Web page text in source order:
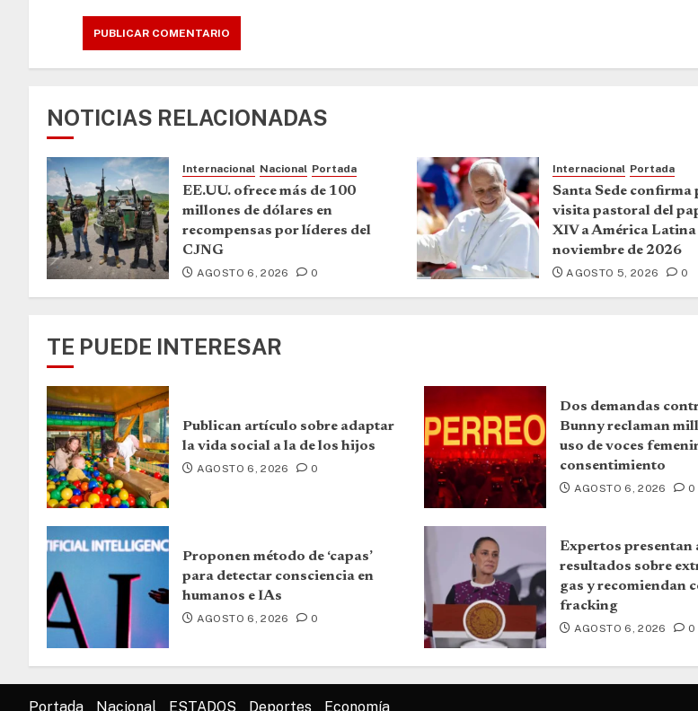
NOTICIAS RELACIONADAS
Internacional Nacional Portada
EE.UU. ofrece más de 100
millones de dólares en
recompensas por líderes del
CJNG
AGOSTO 6, 2026 0
Internacional Portada
Santa Sede confirma
visita pastoral del
XIV a América
noviembre de 2026
AGOSTO 5, 2026 0
TE PUEDE INTERESAR
Publican artículo sobre adaptar
la vida social a la de los hijos
AGOSTO 6, 2026 0
Dos demandas
Bunny reclaman
uso de voces
consentimiento
AGOSTO 6, 2026 0
Proponen método de ‘capas’
para detectar consciencia en
humanos e IAs
AGOSTO 6, 2026 0
Expertos presentan
resultados sobre
gas y recomiendan
fracking
AGOSTO 6, 2026 0
Portada Nacional ESTADOS Deportes Economía